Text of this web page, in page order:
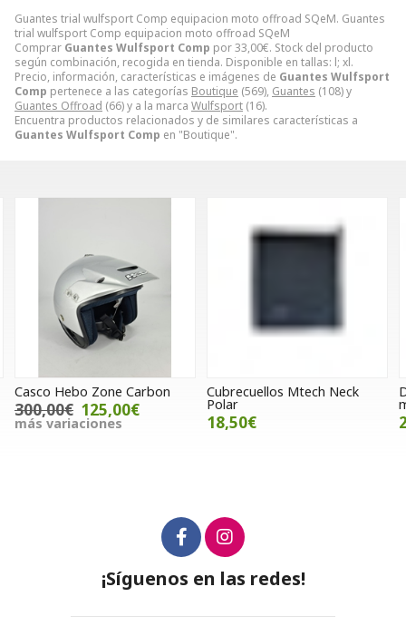
Guantes trial wulfsport Comp equipacion moto offroad SQeM. Guantes
trial wulfsport Comp equipacion moto offroad SQeM
Comprar Guantes Wulfsport Comp por33,00€. Stock del producto
según combinación, recogida en tienda. Disponible en tallas: l; xl.
Precio, información, características e imágenes de Guantes Wulfsport
Comp pertenece a las categorías Boutique (569), Guantes (108) y
Guantes Offroad (66) y a la marca Wulfsport (16).
Encuentra productos relacionados y de similares características a
Guantes Wulfsport Comp en "Boutique".
Casco Hebo Zone Carbon
300,00€ 125,00€
más variaciones
Cubrecuellos Mtech Neck
Polar
18,50€
¡Síguenos en las redes!